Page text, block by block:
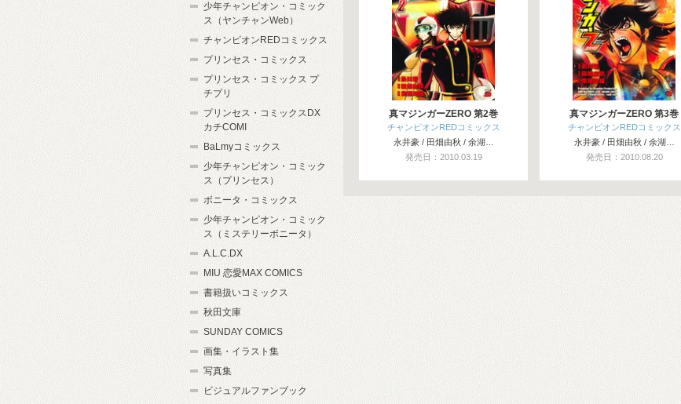
真マジンガーZERO 第2巻
チャンピオンREDコミックス
永井豪 / 田畑由秋 / 余湖…
発売日：2010.03.19
真マジンガーZERO 第3巻
チャンピオンREDコミックス
永井豪 / 田畑由秋 / 余湖…
発売日：2010.08.20
少年チャンピオン・コミック
ス（ヤンチャンWeb）
チャンピオンREDコミックス
プリンセス・コミックス
プリンセス・コミックス プ
チプリ
プリンセス・コミックスDX
カチCOMI
BaLmyコミックス
少年チャンピオン・コミック
ス（プリンセス）
ボニータ・コミックス
少年チャンピオン・コミック
ス（ミステリーボニータ）
A.L.C.DX
MIU 恋愛MAX COMICS
書籍扱いコミックス
秋田文庫
SUNDAY COMICS
画集・イラスト集
写真集
ビジュアルファンブック